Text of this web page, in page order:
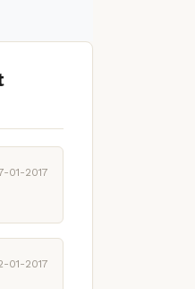
01-2017
01-2017